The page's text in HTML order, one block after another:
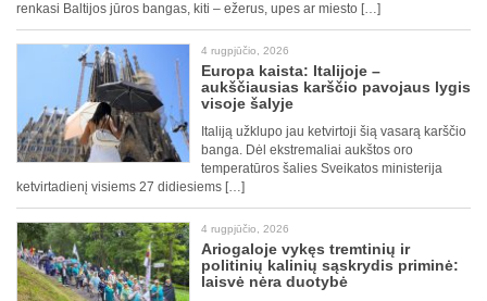
renkasi Baltijos jūros bangas, kiti – ežerus, upes ar miesto […]
4 rugpjūčio, 2026
Europa kaista: Italijoje –
aukščiausias karščio pavojaus lygis
visoje šalyje
Italiją užklupo jau ketvirtoji šią vasarą karščio
banga. Dėl ekstremaliai aukštos oro
temperatūros šalies Sveikatos ministerija
ketvirtadienį visiems 27 didiesiems […]
4 rugpjūčio, 2026
Ariogaloje vykęs tremtinių ir
politinių kalinių sąskrydis priminė:
laisvė nėra duotybė